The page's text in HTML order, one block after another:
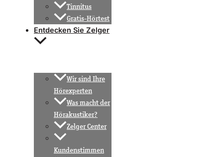
Tinnitus
Gratis-Hörtest
Entdecken Sie Zelger
Wir sind Ihre
Hörexperten
Was macht der
Hörakustiker?
Zelger Center
Kundenstimmen